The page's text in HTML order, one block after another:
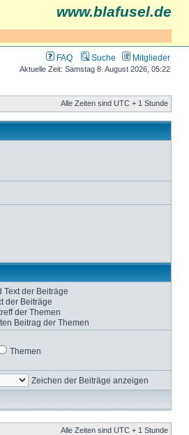
www.blafusel.de
FAQ Suche Mitglieder
Aktuelle Zeit: Samstag 8. August 2026, 05:22
Alle Zeiten sind UTC + 1 Stunde
Text der Beiträge
der Beiträge
der Themen
Beitrag der Themen
Themen
Zeichen der Beiträge anzeigen
Alle Zeiten sind UTC + 1 Stunde